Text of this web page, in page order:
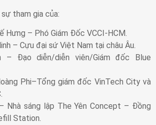
tham gia của:
Hưng – Phó Giám Đốc VCCI-HCM.
– Cựu đại sứ Việt Nam tại châu Âu.
– Đạo diễn/diễn viên/Giám đốc Blue
Phi–Tổng giám đốc VinTech City và
Nhà sáng lập The Yên Concept – Đồng
Station.